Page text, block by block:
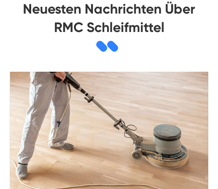
Neuesten Nachrichten Über
RMC Schleifmittel